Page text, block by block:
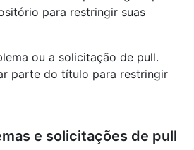
para restringir suas
ou a solicitação de pull.
parte do título para restringir
e solicitações de pull